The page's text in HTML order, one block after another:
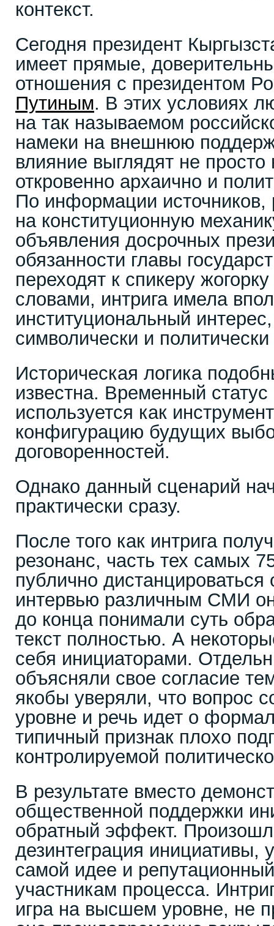
контекст.
Сегодня президент
имеет прямые,
отношения с президентом
Путиным. В этих условиях
на так называемом
намеки на внешнюю
влияние выглядят не
откровенно архаично и
По информации источников,
на конституционную
объявления досрочных
обязанности главы
переходят к спикеру
словами, интрига имела
институциональный
символически и
Историческая логика
известна. Временный статус
используется как
конфигурацию будущих
договоренностей.
Однако данный сценарий
практически сразу.
После того как интрига
резонанс, часть тех самых
публично
интервью различным СМИ
до конца понимали суть
текст полностью. А
себя инициаторами.
объясняли свое согласие
якобы уверяли, что вопрос
уровне и речь идет о
типичный признак плохо
контролируемой
В результате вместо
общественной поддержки
обратный эффект.
дезинтеграция инициативы,
самой идее и
участникам процесса.
игра на высшем уровне, не